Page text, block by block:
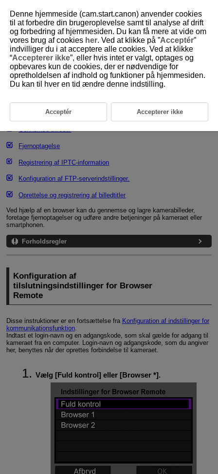
D146-154
Betjening af kameraet med
Browser Remote
Visning af Browser Remote
Fjernoptagelse
Registrering af IPTC-information
Konfiguration af FTP-serverindstillinger.
Oprettelse og registrering af billedtitler
Ved hjælp af en browser kan du gennemse og lagre kamerabilleder,
foretage fjernoptagelser og udføre andre betjeninger på kameraet eller
smartphonen.
Forholdsregler
Konfiguration af
tilslutningsindstillinger for Browser
Remote
Disse instruktioner er en fortsættelse fra Konfiguration af indstillinger for
kommunikationsfunktion.
Indtast et login-navn og en adgangskode, som skal gælde for adgang til
kameraet fra en computer. Login-navn og adgangskode, som du angiver
her, benyttes når der oprettes forbindelse til kameraet.
Vælg [Fuld kontrol] eller [Browser *].
Denne hjemmeside (cam.start.canon) anvender cookies
til at forbedre din brugeroplevelse samt til analyse af drift
og forbedring af hjemmesiden. Du kan få mere at vide om
vores brug af cookies her. Ved at klikke på ”Acceptér”
indvilliger du i at acceptere alle cookies. Ved at klikke
“Accepterer ikke”, eller hvis intet er valgt, optages og
opbevares kun de cookies, der er nødvendige for
opretholdelsen af indhold og funktioner på hjemmesiden.
Du kan til hver en tid ændre denne indstilling.
Acceptér Accepterer ikke